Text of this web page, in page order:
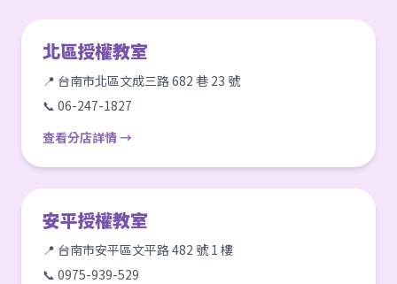
北區授權教室
📍 台南市北區文成三路 682 巷 23 號
📞 06-247-1827
查看分店詳情 →
安平授權教室
📍 台南市安平區文平路 482 號 1 樓
📞 0975-939-529